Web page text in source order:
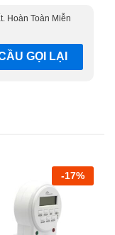
thực với một cơ
Hoàn Toàn Miễn
-17%